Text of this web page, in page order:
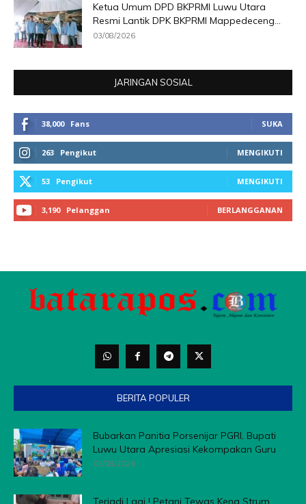
Ketua Umum DPD BKPRMI Luwu Utara
Resmi Lantik DPK BKPRMI Mappedeceng...
03/08/2026
JARINGAN SOSIAL
38,000 Fans SUKA
263 Pengikut MENGIKUTI
53 Pengikut MENGIKUTI
3,190 Pelanggan BERLANGGANAN
BERITA POPULER
Bubarkan Panitia Porsenijar PGRI, Bupati
Luwu Utara Apresiasi Kekompakan Guru
03/08/2026
Terjadi Lagi ! Petani Tewas Kena Strum